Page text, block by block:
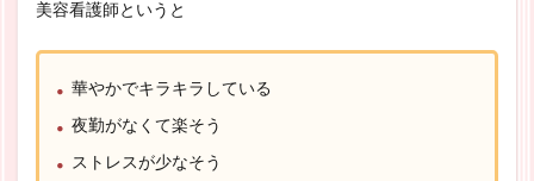
美容看護師というと
華やかでキラキラしている
夜勤がなくて楽そう
ストレスが少なそう